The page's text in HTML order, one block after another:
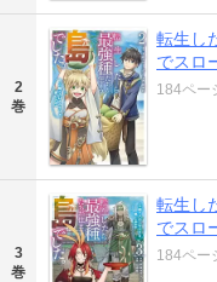
2
巻
転生し
でスロ
184ペー
3
巻
転生し
でスロ
184ペー